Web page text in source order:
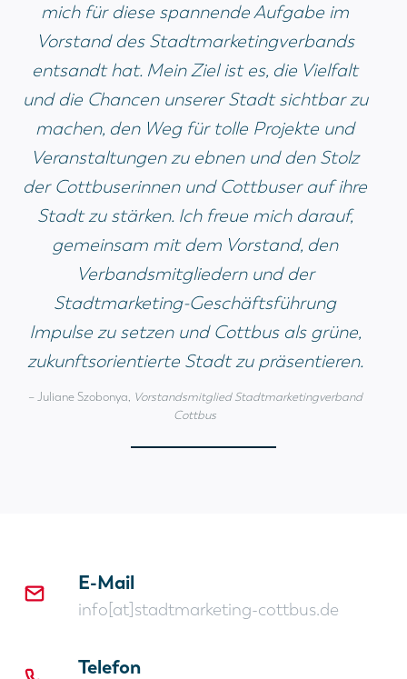
mich für diese spannende Aufgabe im
Vorstand des Stadtmarketingverbands
entsandt hat. Mein Ziel ist es, die Vielfalt
und die Chancen unserer Stadt sichtbar zu
machen, den Weg für tolle Projekte und
Veranstaltungen zu ebnen und den Stolz
der Cottbuserinnen und Cottbuser auf ihre
Stadt zu stärken. Ich freue mich darauf,
gemeinsam mit dem Vorstand, den
Verbandsmitgliedern und der
Stadtmarketing-Geschäftsführung
Impulse zu setzen und Cottbus als grüne,
zukunftsorientierte Stadt zu präsentieren.
– Juliane Szobonya, Vorstandsmitglied Stadtmarketingverband
Cottbus
E-Mail
info[at]stadtmarketing-cottbus.de
Telefon